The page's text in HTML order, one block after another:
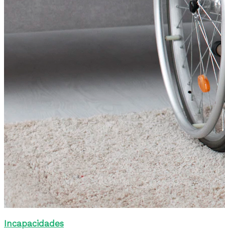
Incapacidades